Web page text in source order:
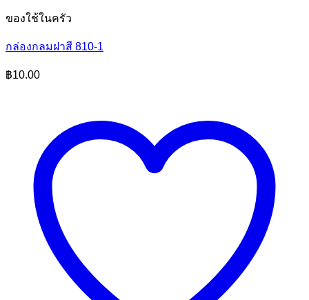
ของใช้ในครัว
กล่องกลมฝาสี 810-1
฿10.00